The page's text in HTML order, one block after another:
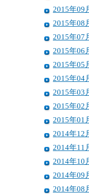
2015年09
2015年08
2015年07
2015年06
2015年05
2015年04
2015年03
2015年02
2015年01
2014年12
2014年11
2014年10
2014年09
2014年08